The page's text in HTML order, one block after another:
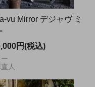
vu Mirror デジャヴ ミ
円(税込)
ー
人